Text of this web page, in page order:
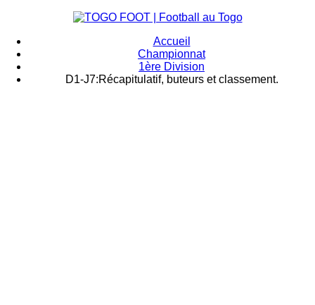
Accueil
Championnat
1ère Division
D1-J7:Récapitulatif, buteurs et classement.